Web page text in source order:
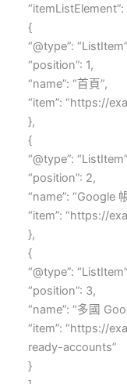
“itemListElement”:
{
“@type”:
“position”: 1,
“name”: “首頁”,
“item”: “https://
},
{
“@type”:
“position”: 2,
“name”: “Google
“item”: “https://
},
{
“@type”:
“position”: 3,
“name”: “多國
“item”: “https://
ready-accounts”
}